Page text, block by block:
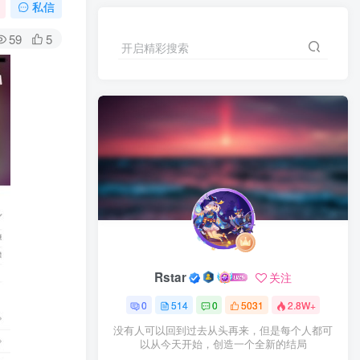
私信
59 5
开启精彩搜索
Rstar 关注
0 514 0 5031 2.8W+
没有人可以回到过去从头再来，但是每个人都可
以从今天开始，创造一个全新的结局